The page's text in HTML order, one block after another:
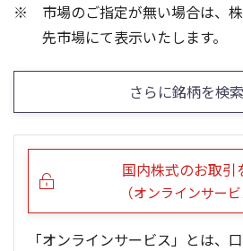
13週移動平均 26週移動平均
0
3
5ヶ月移動平均 25ヶ月移動平均
0
3
市場のご指定が無い場合は、
先市場にて表示いたします。
さらに銘柄を検
国内株式のお取引
（オンラインサービ
「オンラインサービス」とは、